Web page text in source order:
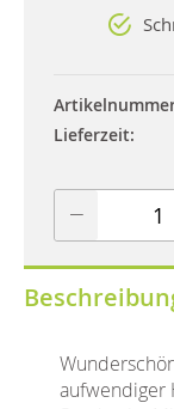
Lieferzeit
aufwendiger